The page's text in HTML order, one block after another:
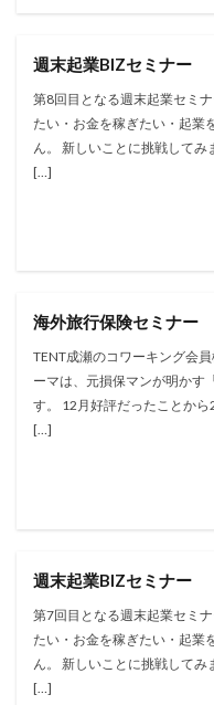
週末起業BIZセミナー
第8回目となる週末起業セミ
たい・お金を稼ぎたい・起業
ん。 新しいことに挑戦して
[…]
海外旅行保険セミナー
TENT成瀬のコワーキング会
ーマは、元損保マンが明かす
す。 12月好評だったことか
[…]
週末起業BIZセミナー
第7回目となる週末起業セミ
たい・お金を稼ぎたい・起業
ん。 新しいことに挑戦して
[…]